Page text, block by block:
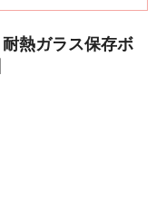
熱ガラス保存ボ